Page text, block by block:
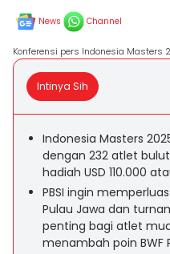
News Channel
Konferensi pers Indonesia
Intinya Sih
Indonesia Masters
dengan 232 atlet
hadiah USD 110.000
PBSI ingin
Pulau Jawa dan
penting bagi atlet
menambah poin BWF